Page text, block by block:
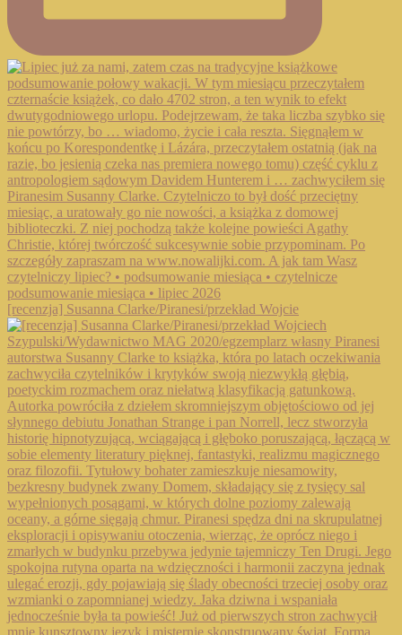
[recenzja] Susanna Clarke/Piranesi/przekład Wojcie